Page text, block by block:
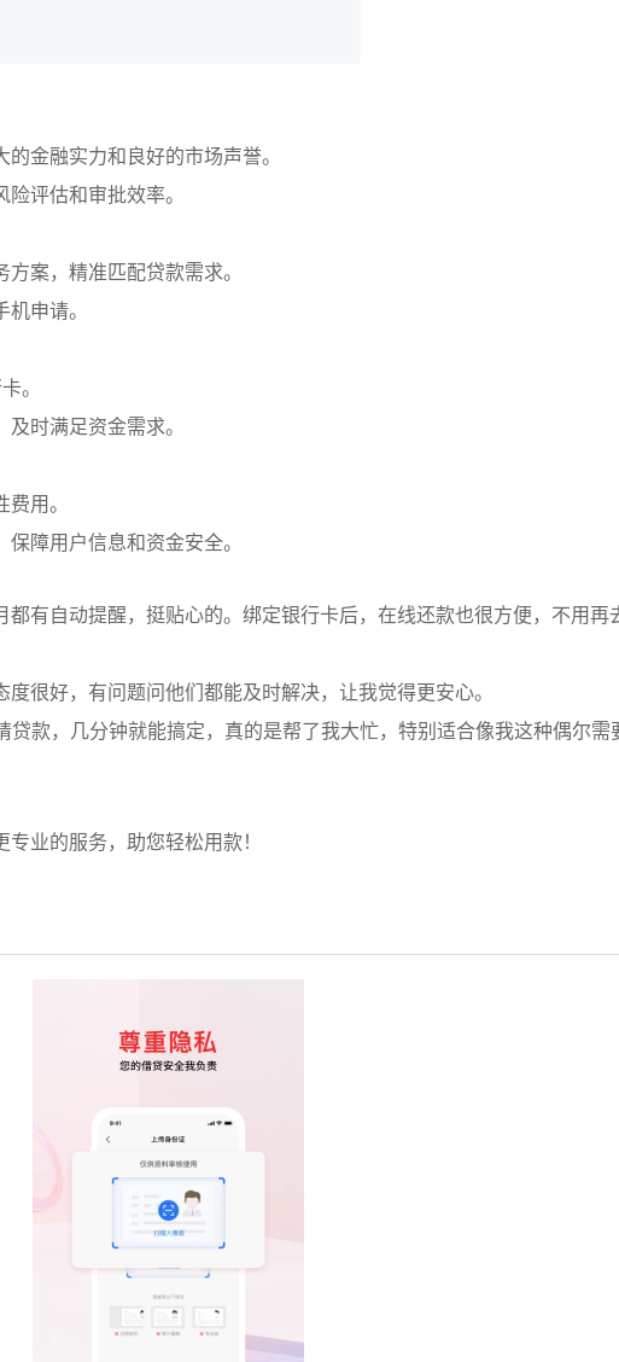
金融实力和良好的市场声誉。
评估和审批效率。
案，精准匹配贷款需求。
申请。
。
时满足资金需求。
用。
障用户信息和资金安全。
有自动提醒，挺贴心的。绑定银行卡后，在线还款也很方便，不用再
很好，有问题问他们都能及时解决，让我觉得更安心。
款，几分钟就能搞定，真的是帮了我大忙，特别适合像我这种偶尔需
业的服务，助您轻松用款！